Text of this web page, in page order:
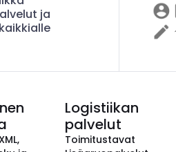
ja
Logistiikan
palvelut
Toimitustavat